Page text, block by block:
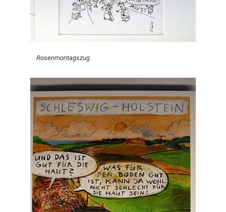
Rosenmontagszug